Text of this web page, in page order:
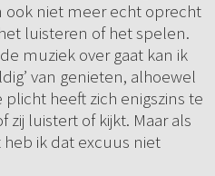
ook niet meer echt oprecht
luisteren of het spelen.
muziek over gaat kan ik
van genieten, alhoewel
heeft zich enigszins te
zij luistert of kijkt. Maar als
heb ik dat excuus niet